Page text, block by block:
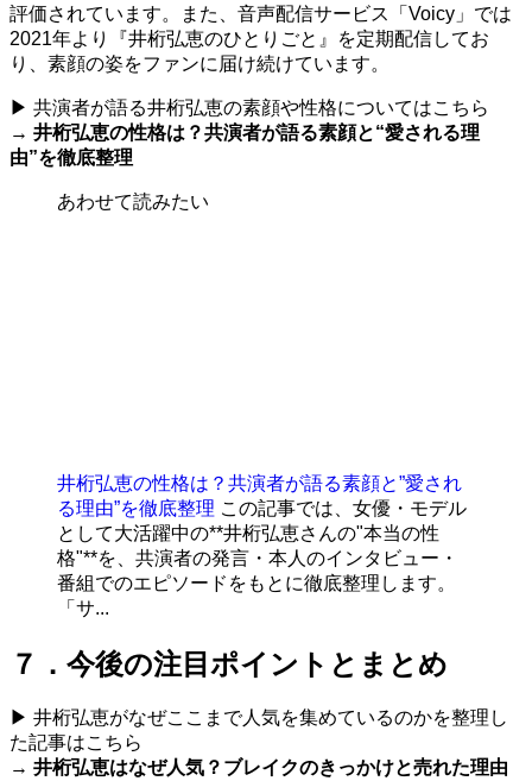
評価されています。また、音声配信サービス「Voicy」では
2021年より『井桁弘恵のひとりごと』を定期配信してお
り、素顔の姿をファンに届け続けています。
▶ 共演者が語る井桁弘恵の素顔や性格についてはこちら
→ 井桁弘恵の性格は？共演者が語る素顔と“愛される理
由”を徹底整理
あわせて読みたい
井桁弘恵の性格は？共演者が語る素顔と”愛され
る理由”を徹底整理 この記事では、女優・モデル
として大活躍中の**井桁弘恵さんの"本当の性
格"**を、共演者の発言・本人のインタビュー・
番組でのエピソードをもとに徹底整理します。
「サ...
７．今後の注目ポイントとまとめ
▶ 井桁弘恵がなぜここまで人気を集めているのかを整理し
た記事はこちら
→ 井桁弘恵はなぜ人気？ブレイクのきっかけと売れた理由